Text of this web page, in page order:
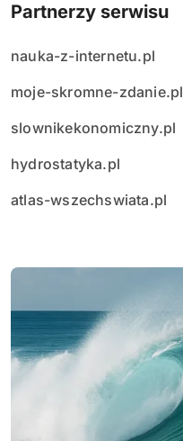
Partnerzy serwisu
nauka-z-internetu.pl
moje-skromne-zdanie.pl
slownikekonomiczny.pl
hydrostatyka.pl
atlas-wszechswiata.pl